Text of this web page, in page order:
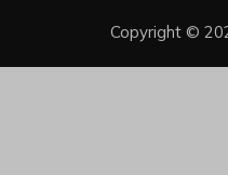
Copyright ©